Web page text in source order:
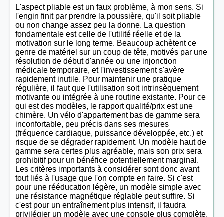
L'aspect pliable est un faux problème, à mon sens. Si
l'engin finit par prendre la poussière, qu'il soit pliable
ou non change assez peu la donne. La question
fondamentale est celle de l'utilité réelle et de la
motivation sur le long terme. Beaucoup achètent ce
genre de matériel sur un coup de tête, motivés par une
résolution de début d'année ou une injonction
médicale temporaire, et l'investissement s'avère
rapidement inutile. Pour maintenir une pratique
régulière, il faut que l'utilisation soit intrinsèquement
motivante ou intégrée à une routine existante. Pour ce
qui est des modèles, le rapport qualité/prix est une
chimère. Un vélo d'appartement bas de gamme sera
inconfortable, peu précis dans ses mesures
(fréquence cardiaque, puissance développée, etc.) et
risque de se dégrader rapidement. Un modèle haut de
gamme sera certes plus agréable, mais son prix sera
prohibitif pour un bénéfice potentiellement marginal.
Les critères importants à considérer sont donc avant
tout liés à l'usage que l'on compte en faire. Si c'est
pour une rééducation légère, un modèle simple avec
une résistance magnétique réglable peut suffire. Si
c'est pour un entraînement plus intensif, il faudra
privilégier un modèle avec une console plus complète,